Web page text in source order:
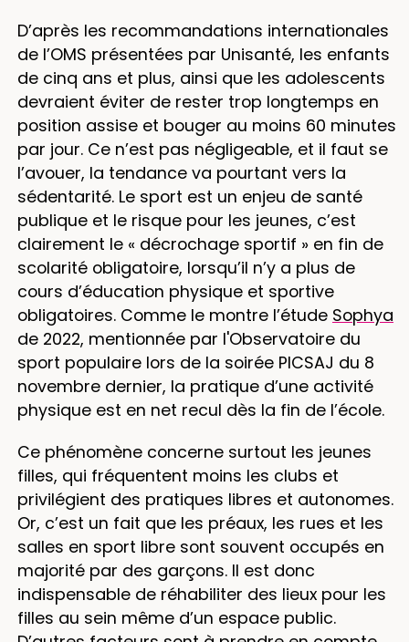
D’après les recommandations internationales
de l’OMS présentées par Unisanté, les enfants
de cinq ans et plus, ainsi que les adolescents
devraient éviter de rester trop longtemps en
position assise et bouger au moins 60 minutes
par jour. Ce n’est pas négligeable, et il faut se
l’avouer, la tendance va pourtant vers la
sédentarité. Le sport est un enjeu de santé
publique et le risque pour les jeunes, c’est
clairement le « décrochage sportif » en fin de
scolarité obligatoire, lorsqu’il n’y a plus de
cours d’éducation physique et sportive
obligatoires. Comme le montre l’étude Sophya
de 2022, mentionnée par l'Observatoire du
sport populaire lors de la soirée PICSAJ du 8
novembre dernier, la pratique d’une activité
physique est en net recul dès la fin de l’école.
Ce phénomène concerne surtout les jeunes
filles, qui fréquentent moins les clubs et
privilégient des pratiques libres et autonomes.
Or, c’est un fait que les préaux, les rues et les
salles en sport libre sont souvent occupés en
majorité par des garçons. Il est donc
indispensable de réhabiliter des lieux pour les
filles au sein même d’un espace public.